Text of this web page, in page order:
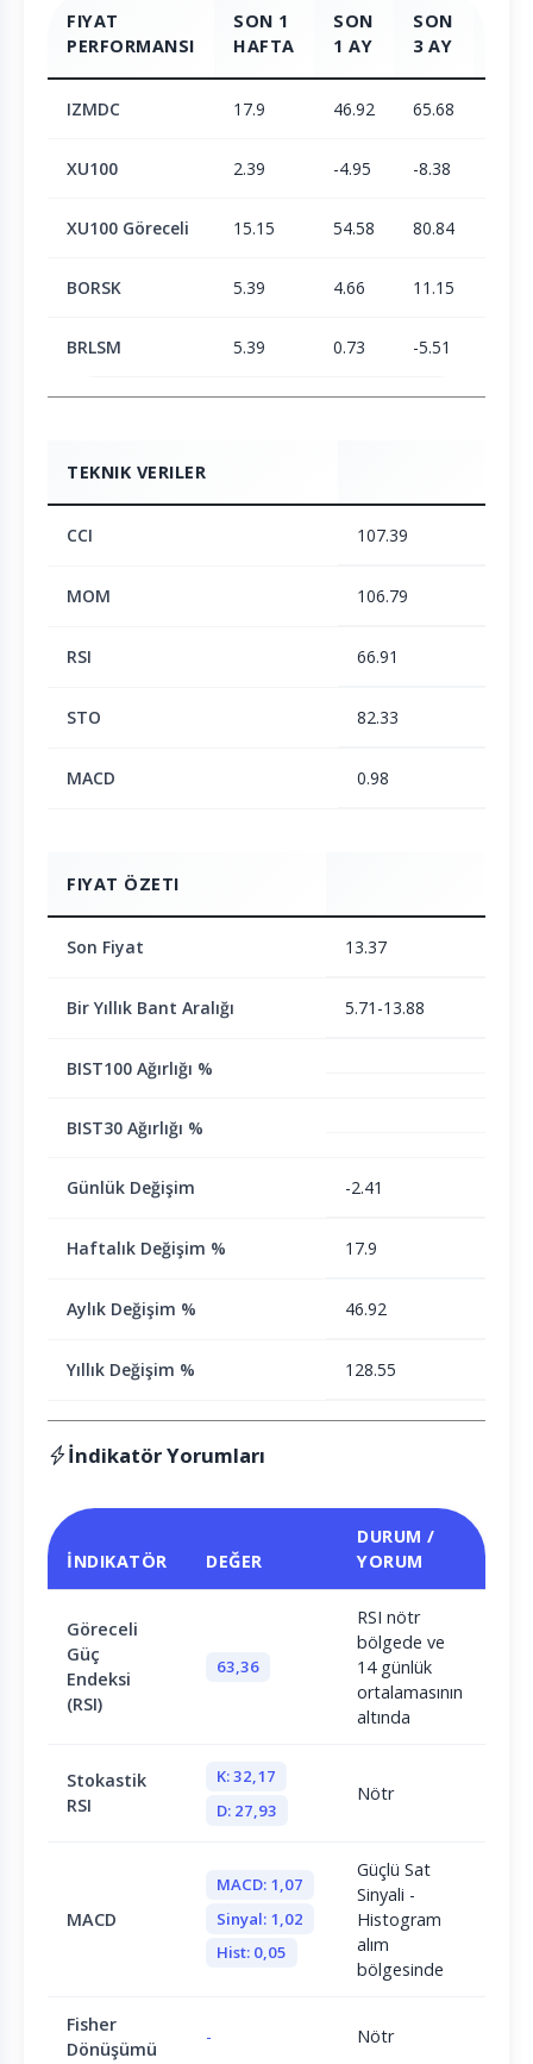
FIYAT
PERFORMANSI
SON 1
HAFTA
SON
1 AY
SON
3 AY
IZMDC 17.9 46.92 65.68
XU100 2.39 -4.95 -8.38
XU100 Göreceli 15.15 54.58 80.84
BORSK 5.39 4.66 11.15
BRLSM 5.39 0.73 -5.51
TEKNIK VERILER
CCI 107.39
MOM 106.79
RSI 66.91
STO 82.33
MACD 0.98
FIYAT ÖZETI
Son Fiyat 13.37
Bir Yıllık Bant Aralığı 5.71-13.88
BIST100 Ağırlığı %
BIST30 Ağırlığı %
Günlük Değişim -2.41
Haftalık Değişim % 17.9
Aylık Değişim % 46.92
Yıllık Değişim % 128.55
İndikatör Yorumları
İNDIKATÖR DEĞER
DURUM /
YORUM
Göreceli
Güç
Endeksi
(RSI)
63,36
RSI nötr
bölgede ve
14 günlük
ortalamasının
altında
Stokastik
RSI
K: 32,17
D: 27,93
Nötr
MACD
MACD: 1,07
Sinyal: 1,02
Hist: 0,05
Güçlü Sat
Sinyali -
Histogram
alım
bölgesinde
Fisher
Dönüşümü
- Nötr